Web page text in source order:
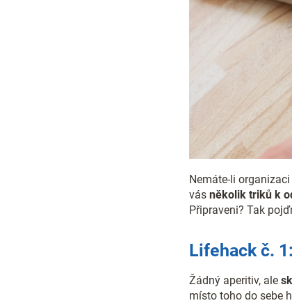
Nemáte-li
vás několik triků k
Připraveni? Tak
Lifehack č.
Žádný aperitiv, ale
místo toho do sebe